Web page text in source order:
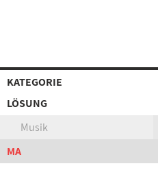
KATEGORIE
LÖSUNG
Musik
MA